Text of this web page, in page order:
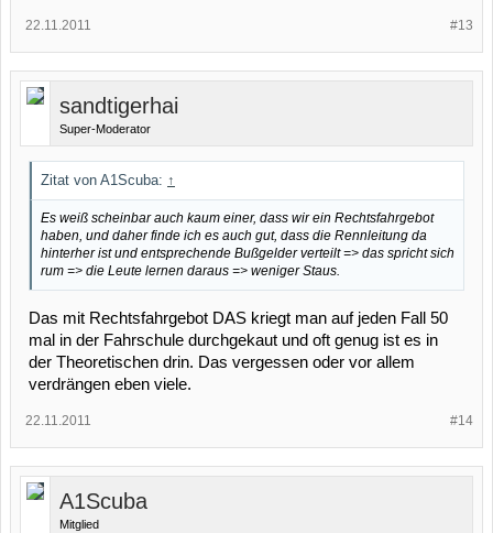
#13
22.11.2011
sandtigerhai
Super-Moderator
Zitat von A1Scuba: ↑
Es weiß scheinbar auch kaum einer, dass wir ein Rechtsfahrgebot
haben, und daher finde ich es auch gut, dass die Rennleitung da
hinterher ist und entsprechende Bußgelder verteilt => das spricht sich
rum => die Leute lernen daraus => weniger Staus.
Das mit Rechtsfahrgebot DAS kriegt man auf jeden Fall 50
mal in der Fahrschule durchgekaut und oft genug ist es in
der Theoretischen drin. Das vergessen oder vor allem
verdrängen eben viele.
#14
22.11.2011
A1Scuba
Mitglied